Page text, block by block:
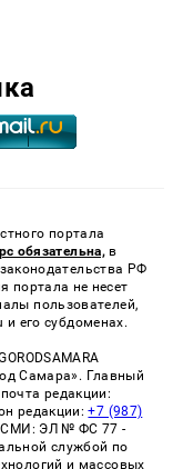
портала
обязательна, в
РФ
портала не несет
пользователей,
его субдоменах.
Самара». Главный
редакции:
редакции:+7 (987)
СМИ: ЭЛ № ФС 77 -
службой по
и массовых